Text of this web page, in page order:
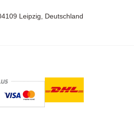
Leipzig, Deutschland